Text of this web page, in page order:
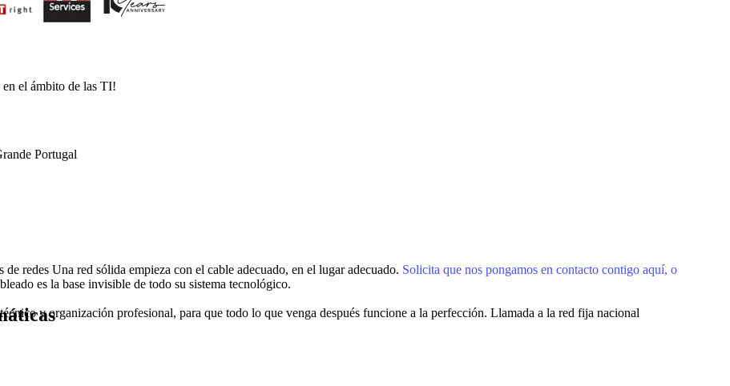
el ámbito de las TI!
Portugal
de redes Una red sólida empieza con el cable adecuado, en el lugar adecuado. Solicita que nos pongamos en contacto contigo aquí, o
es la base invisible de todo su sistema tecnológico.
y organización profesional, para que todo lo que venga después funcione a la perfección. Llamada a la red fija nacional